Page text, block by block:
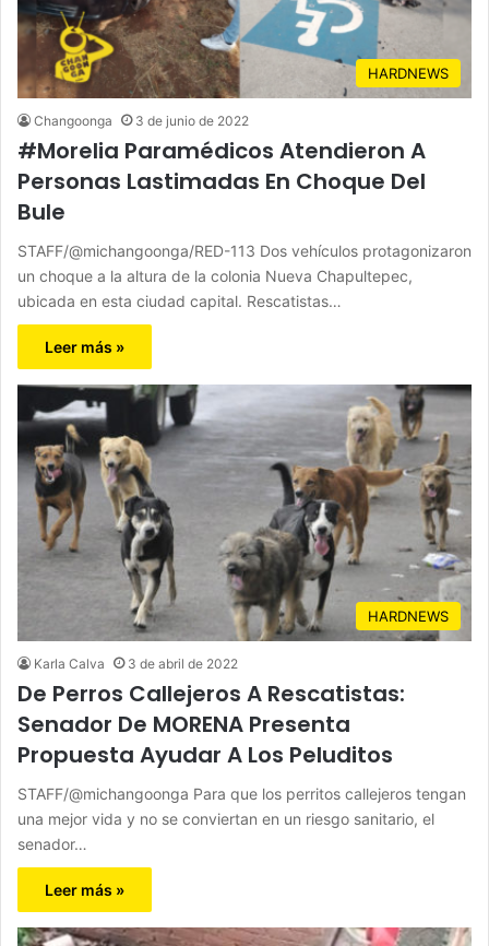
HARDNEWS
Changoonga 3 de junio de 2022
#Morelia Paramédicos Atendieron A
Personas Lastimadas En Choque Del
Bule
STAFF/@michangoonga/RED-113 Dos vehículos protagonizaron
un choque a la altura de la colonia Nueva Chapultepec,
ubicada en esta ciudad capital. Rescatistas…
Leer más »
HARDNEWS
Karla Calva 3 de abril de 2022
De Perros Callejeros A Rescatistas:
Senador De MORENA Presenta
Propuesta Ayudar A Los Peluditos
STAFF/@michangoonga Para que los perritos callejeros tengan
una mejor vida y no se conviertan en un riesgo sanitario, el
senador…
Leer más »